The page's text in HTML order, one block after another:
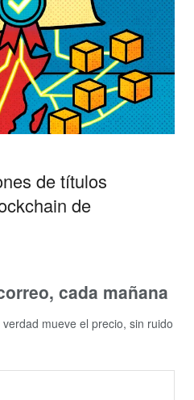
de títulos
de
cada mañana
mueve el precio, sin ruido